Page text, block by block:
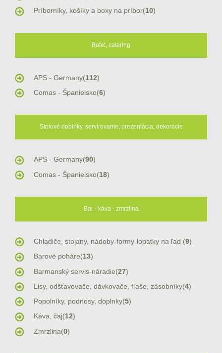
Príborníky, košíky a boxy na príbor(10)
Bufet, catering
APS - Germany(112)
Comas - Španielsko(6)
Stolové doplnky, servírovanie, prezentácia, dekorácie
APS - Germany(90)
Comas - Španielsko(18)
Bar - káva - zmrzlina
Chladiče, stojany, nádoby-formy-lopatky na ľad (9)
Barové poháre(13)
Barmanský servis-náradie(27)
Lisy, odšťavovače, dávkovače, fľaše, zásobníky(4)
Popolníky, podnosy, doplnky(5)
Káva, čaj(12)
Zmrzlina(0)